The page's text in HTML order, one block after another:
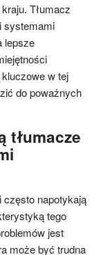
Tłumacz
systemami
lepsze
w tej
do poważnych
tłumacze
często napotykają
tego
jest
może być trudna